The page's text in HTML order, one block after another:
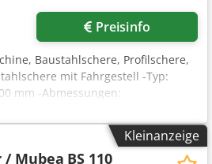
Preisinfo
Baustahlschere, Profilschere,
mit Fahrgestell -Typ:
mm -Abmessungen:
Kleinanzeige
/ Mubea BS 110